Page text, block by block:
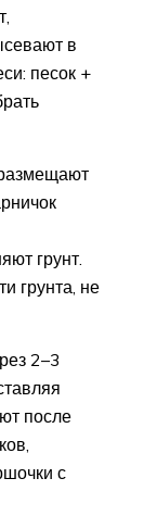
в
песок +
грунт.
грунта, не
2–3
после
с